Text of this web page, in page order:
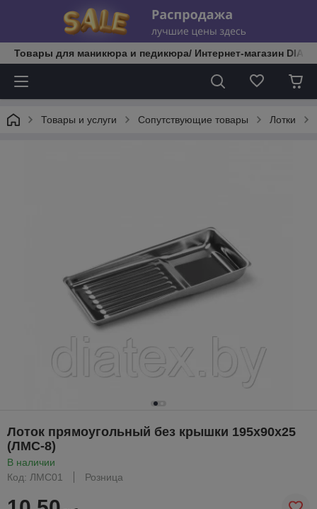
Товары для маникюра и педикюра/ Интернет-магазин
Товары и услуги Сопутствующие товары Лотки
Лоток прямоугольный без крышки 195х90х25
(ЛМС-8)
В наличии
Код: ЛМС01
Розница